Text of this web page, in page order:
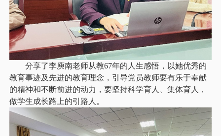
分享了李庾南老师从教67年的人生感悟，以她优秀的
教育事迹及先进的教育理念，引导党员教师要有乐于奉献
的精神和不断前进的动力，要坚持科学育人、集体育人，
做学生成长路上的引路人。